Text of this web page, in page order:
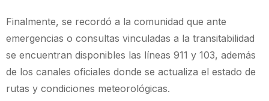
Finalmente, se recordó a la comunidad que ante
emergencias o consultas vinculadas a la transitabilidad
se encuentran disponibles las líneas 911 y 103, además
de los canales oficiales donde se actualiza el estado de
rutas y condiciones meteorológicas.